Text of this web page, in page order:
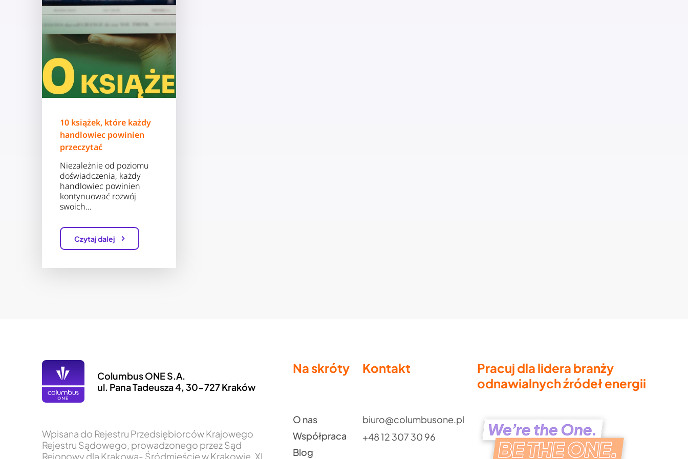
10 książek, które każdy
handlowiec powinien
przeczytać
Niezależnie od poziomu
doświadczenia, każdy
handlowiec powinien
kontynuować rozwój
swoich…
Czytaj dalej
Columbus ONE S.A.
ul. Pana Tadeusza 4, 30-727 Kraków
Wpisana do Rejestru Przedsiębiorców Krajowego
Rejestru Sądowego, prowadzonego przez Sąd
Rejonowy dla Krakowa- Śródmieście w Krakowie, XI
Na skróty
O nas
Współpraca
Blog
Kontakt
biuro@columbusone.pl
+48 12 307 30 96
Pracuj dla lidera branży
odnawialnych źródeł energii